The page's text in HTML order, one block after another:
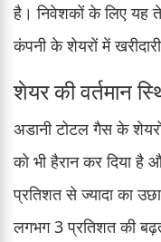
है। निवेशकों के लिए यह
कंपनी के शेयरों में
शेयर की वर्तमान
अडानी टोटल गैस के
को भी हैरान कर दिया
प्रतिशत से ज्यादा का
लगभग 3 प्रतिशत की